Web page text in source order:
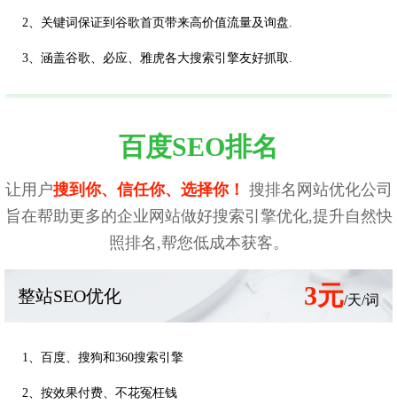
2、关键词保证到谷歌首页带来高价值流量及询盘.
3、涵盖谷歌、必应、雅虎各大搜索引擎友好抓取.
百度SEO排名
让用户搜到你、信任你、选择你！ 搜排名网站优化公司
旨在帮助更多的企业网站做好搜索引擎优化,提升自然快
照排名,帮您低成本获客。
整站SEO优化 3元/天/词
1、百度、搜狗和360搜索引擎
2、按效果付费、不花冤枉钱